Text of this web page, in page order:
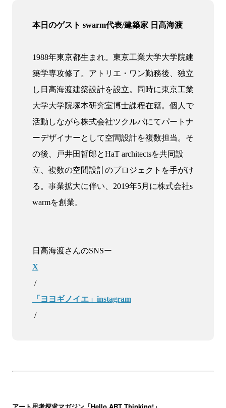
本日のゲスト swarm代表/建築家 日高海渡
1988年東京都生まれ。東京工業大学大学院建
築学専攻修了。アトリエ・ワン勤務後、独立
し日高海渡建築設計を設立。同時に東京工業
大学大学院塚本研究室博士課程在籍。個人で
活動しながら株式会社ツクルバにてパートナ
ーデザイナーとして空間設計を複数担当。そ
の後、戸井田哲郎とHaT architectsを共同設
立、複数の空間設計のプロジェクトを手がけ
る。事業拡大に伴い、2019年5月に株式会社s
warmを創業。
X
「ヨヨギノイエ」instagram